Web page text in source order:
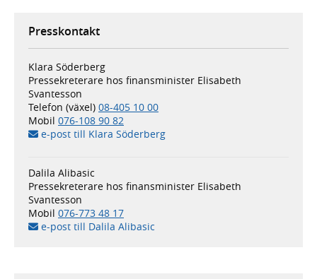
Presskontakt
Klara Söderberg
Pressekreterare hos finansminister Elisabeth
Svantesson
Telefon (växel) 08-405 10 00
Mobil 076-108 90 82
e-post till Klara Söderberg
Dalila Alibasic
Pressekreterare hos finansminister Elisabeth
Svantesson
Mobil 076-773 48 17
e-post till Dalila Alibasic